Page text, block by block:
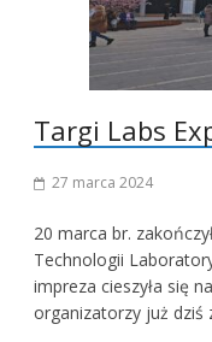
Targi Labs
27 marca 2024
20 marca br.
Technologii
impreza cieszyła się
organizatorzy już dziś